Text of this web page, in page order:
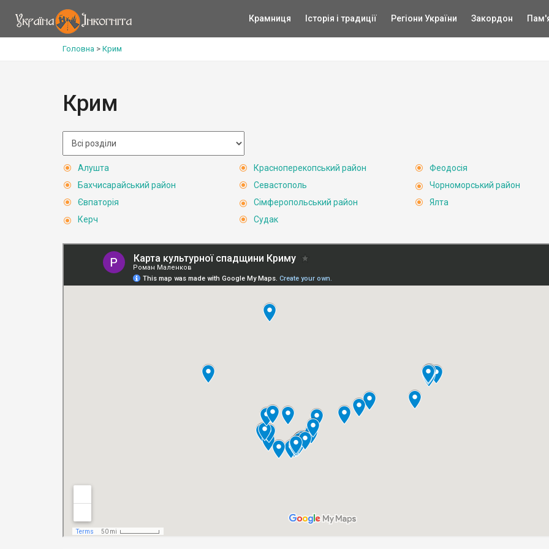
Крамниця Історія і традиції Регіони України Закордон
Головна > Крим
Крим
Алушта
Бахчисарайський район
Євпаторія
Керч
Красноперекопський район
Севастополь
Сімферопольський район
Судак
Феодосія
Чорноморський район
Ялта